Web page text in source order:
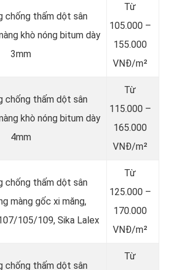
chống thấm dột sân
khò nóng bitum dày
3mm
Từ
105.000 –
155.000
VNĐ/m²
chống thấm dột sân
khò nóng bitum dày
4mm
Từ
115.000 –
165.000
VNĐ/m²
chống thấm dột sân
màng gốc xi măng,
105/109, Sika Lalex
Từ
125.000 –
170.000
VNĐ/m²
chống thấm dột sân
Từ